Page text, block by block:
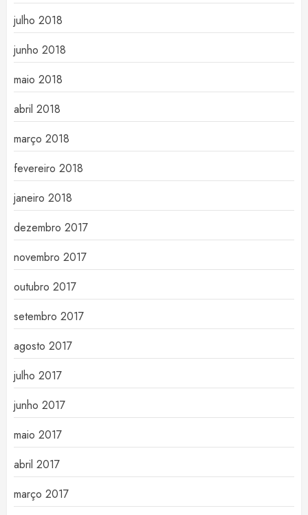
julho 2018
junho 2018
maio 2018
abril 2018
março 2018
fevereiro 2018
janeiro 2018
dezembro 2017
novembro 2017
outubro 2017
setembro 2017
agosto 2017
julho 2017
junho 2017
maio 2017
abril 2017
março 2017